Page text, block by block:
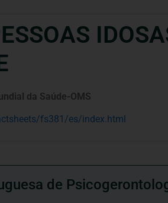
da Saúde-OMS
fs381/es/index.html
de